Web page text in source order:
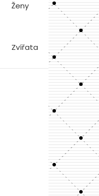
Ženy
Zvířata